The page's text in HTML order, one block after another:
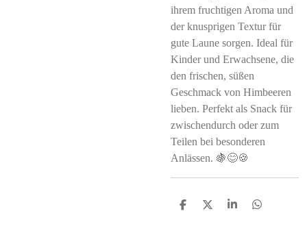
ihrem fruchtigen Aroma und
der knusprigen Textur für
gute Laune sorgen. Ideal für
Kinder und Erwachsene, die
den frischen, süßen
Geschmack von Himbeeren
lieben. Perfekt als Snack für
zwischendurch oder zum
Teilen bei besonderen
Anlässen. 🍇😊🍪
S
S
S
S